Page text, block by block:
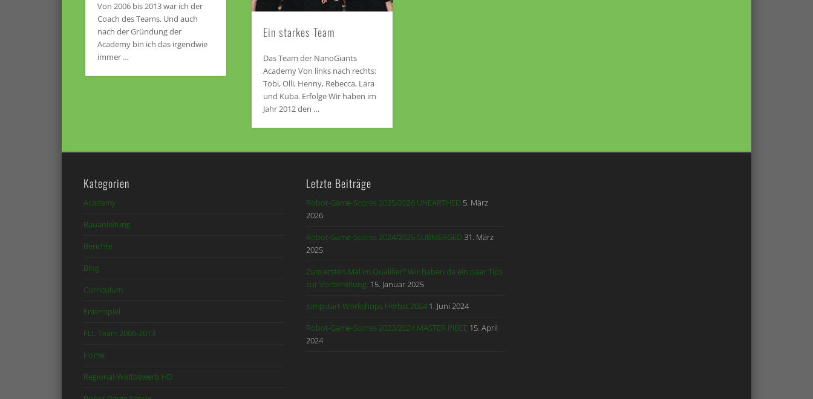
Von 2006 bis 2013 war ich der
Coach des Teams. Und auch
nach der Gründung der
Academy bin ich das irgendwie
immer …
Ein starkes Team
Das Team der NanoGiants
Academy Von links nach rechts:
Tobi, Olli, Henny, Rebecca, Lara
und Kuba. Erfolge Wir haben im
Jahr 2012 den …
Kategorien
Academy
Bauanleitung
Berichte
Blog
Curriculum
Entenspiel
FLL Team 2006-2013
Home
Regional-Wettbewerb HD
Letzte Beiträge
Robot-Game-Scores 2025/2026 UNEARTHED 5. März
2026
Robot-Game-Scores 2024/2025 SUBMERGED31. März
2025
Zum ersten Mal im Qualifier? Wir haben da ein paar Tips
zur Vorbereitung. 15. Januar 2025
Jumpstart-Workshops Herbst 2024 1. Juni 2024
Robot-Game-Scores 2023/2024 MASTER PIECE 15. April
2024